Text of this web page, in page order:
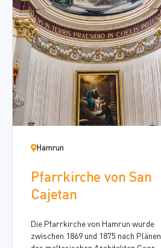
Hamrun
Pfarrkirche von San
Cajetan
Die Pfarrkirche von Hamrun wurde
zwischen 1869 und 1875 nach Plänen